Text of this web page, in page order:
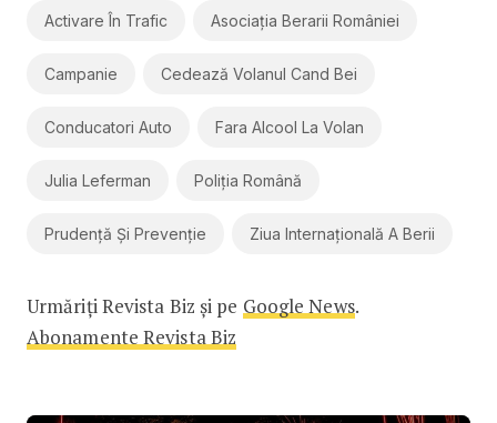
Activare În Trafic Asociația Berarii României
Campanie Cedează Volanul Cand Bei
Conducatori Auto Fara Alcool La Volan
Julia Leferman Poliția Română
Prudență Și Prevenție Ziua Internațională A Berii
Urmăriți Revista Biz și pe Google News.
Abonamente Revista Biz